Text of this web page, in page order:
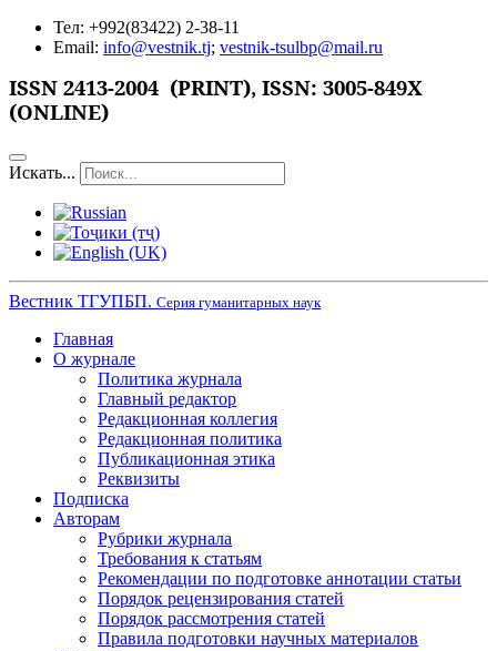
Тел: +992(83422) 2-38-11
Email: info@vestnik.tj; vestnik-tsulbp@mail.ru
ISSN 2413-2004 (PRINT), ISSN: 3005-849X
(ONLINE)
Искать...
Вестник ТГУПБП. Серия гуманитарных наук
Главная
О журнале
Политика журнала
Главный редактор
Редакционная коллегия
Редакционная политика
Публикационная этика
Реквизиты
Подписка
Авторам
Рубрики журнала
Требования к статьям
Рекомендации по подготовке аннотации статьи
Порядок рецензирования статей
Порядок рассмотрения статей
Правила подготовки научных материалов